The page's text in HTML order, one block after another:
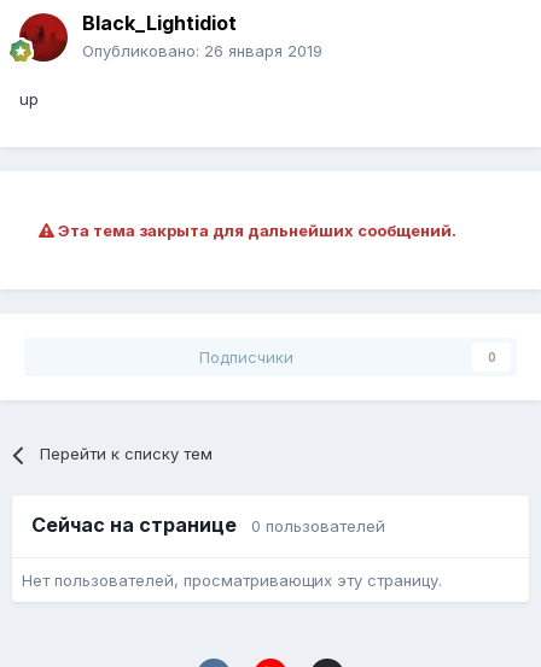
Black_Lightidiot
Опубликовано: 26 января 2019
up
Эта тема закрыта для дальнейших сообщений.
Подписчики 0
Перейти к списку тем
Сейчас на странице 0 пользователей
Нет пользователей, просматривающих эту страницу.